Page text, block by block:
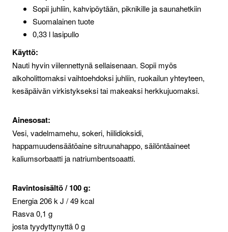
Sopii juhliin, kahvipöytään, piknikille ja saunahetkiin
Suomalainen tuote
0,33 l lasipullo
Käyttö:
Nauti hyvin viilennettynä sellaisenaan. Sopii myös
alkoholittomaksi vaihtoehdoksi juhliin, ruokailun yhteyteen,
kesäpäivän virkistykseksi tai makeaksi herkkujuomaksi.
Ainesosat:
Vesi, vadelmamehu, sokeri, hiilidioksidi,
happamuudensäätöaine sitruunahappo, säilöntäaineet
kaliumsorbaatti ja natriumbentsoaatti.
Ravintosisältö / 100 g:
Energia 206 k J / 49 kcal
Rasva 0,1 g
josta tyydyttynyttä 0 g